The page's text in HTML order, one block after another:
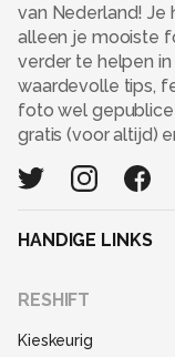
van Nederland!
alleen je mooiste
verder te helpen
waardevolle tips,
foto wel
gratis (voor altijd)
HANDIGE LINKS
RESHIFT
Kieskeurig